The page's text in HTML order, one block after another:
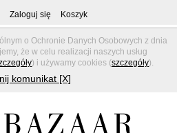
o Ochronie Danych Osobowych z dnia
że w celu realizacji naszych usług
) i używamy cookies (szczegóły).
komunikat [X]
Zaloguj się Koszyk